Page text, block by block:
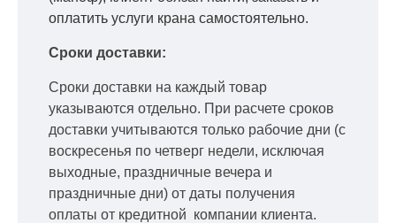
оплатить услуги крана самостоятельно.
Сроки доставки:
Сроки доставки на каждый товар
указываются отдельно. При расчете сроков
доставки учитываются только рабочие дни (с
воскресенья по четверг недели, исключая
выходные, праздничные вечера и
праздничные дни) от даты получения
оплаты от кредитной компании клиента.